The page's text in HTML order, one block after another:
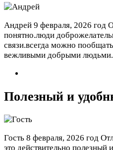
Андрей 9 февраля, 2026 год
понятно.люди
связи.всегда можно
вежливыми добрыми людьми.
Полезный и
Гость 8 февраля, 2026 год
это действительно полезный